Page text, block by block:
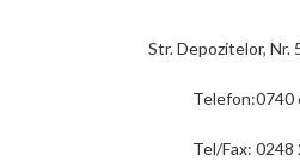
Str. Depozitelor, Nr.
Telefon:0740
Tel/Fax: 0248